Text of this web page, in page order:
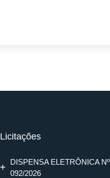
Licitações
DISPENSA ELETRÔNICA Nº
092/2026